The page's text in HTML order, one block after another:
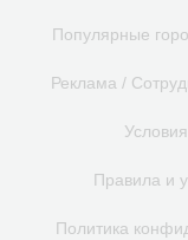
Популярные
Реклама /
Правила и
Политика